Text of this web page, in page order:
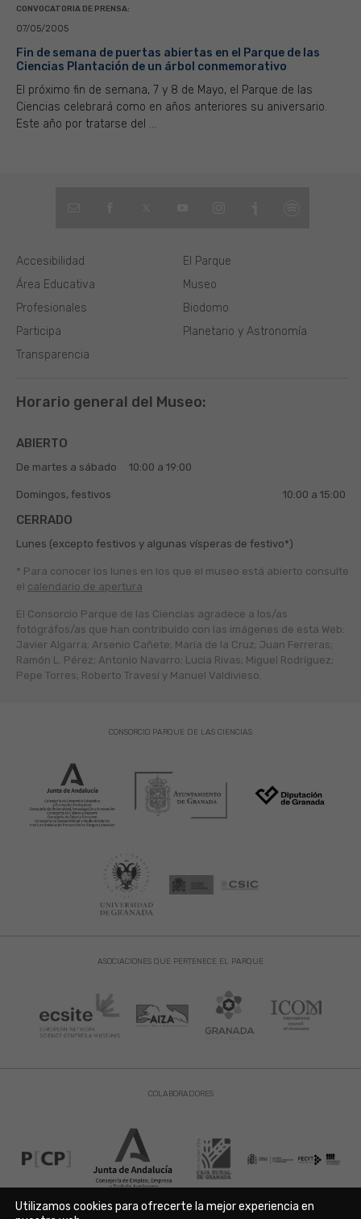
CONVOCATORIA DE PRENSA:
07/05/2005
Fin de semana de puertas abiertas en el Parque de las
Ciencias Plantación de un árbol conmemorativo
El próximo fin de semana, 7 y 8 de Mayo, el Parque de las
Ciencias celebrará como en años anteriores su aniversario.
Este año por tratarse del ...
El Parque
Museo
Biodomo
Planetario y Astronomía
Área Educativa
Profesionales
Participa
Transparencia
Accesibilidad
Horario general del Museo:
ABIERTO
De martes a sábado 10:00 a 19:00
Domingos, festivos 10:00 a 15:00
CERRADO
Lunes (excepto festivos y algunas vísperas de festivo*)
* Para conocer los lunes en los que el museo está abierto consulte
el calendario de apertura
El Consorcio Parque de las Ciencias agradece a los/as
fotógráfos/as que han contribuido con las imágenes de esta Web:
Javier Algarra; Arsenio Cañete; María de la Cruz; Juan Ferreras;
Ramón L. Pérez; Antonio Navarro; Lucía Rivas; Miguel Rodríguez;
Pepe Torres; Roberto Travesí y Manuel Valdivieso.
ASOCIACIONES QUE PERTENECE EL PARQUE
CONSORCIO PARQUE DE LAS CIENCIAS
COLABORADORES
Utilizamos cookies para ofrecerte la mejor experiencia en